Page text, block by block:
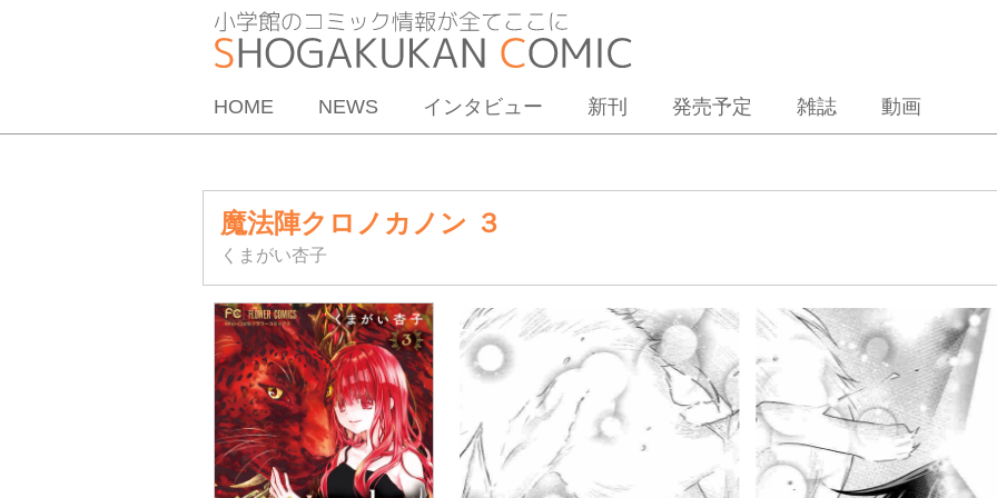
HOME NEWS インタビュー 新刊 発売予定 雑誌 動画
魔法陣クロノカノン ３
くまがい杏子